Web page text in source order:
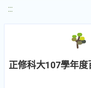
:::
正修科大107學年